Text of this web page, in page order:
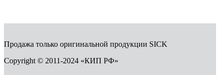
Продажа только оригинальной продукции SICK
Copyright © 2011-2024 «КИП РФ»